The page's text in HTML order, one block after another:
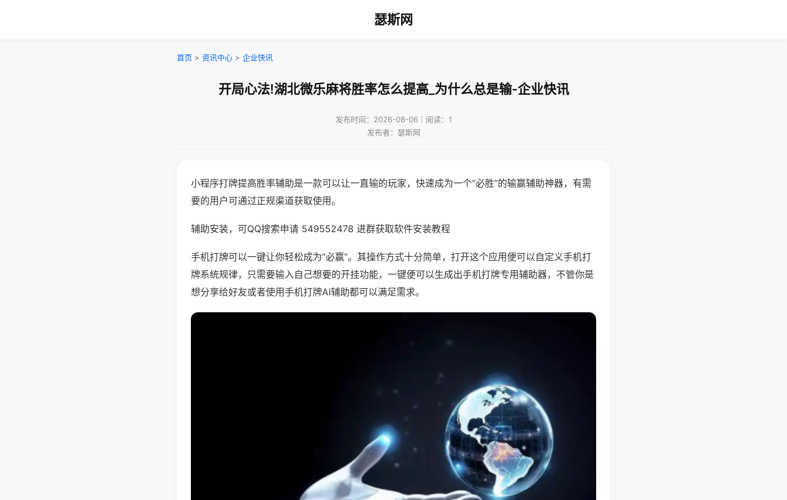
瑟斯网
首页 > 资讯中心 > 企业快讯
开局心法!湖北微乐麻将胜率怎么提高_为什么总是输-企业快讯
发布时间：2026-08-06｜阅读：1
发布者：瑟斯网
小程序打牌提高胜率辅助是一款可以让一直输的玩家，快速成为一个“必胜”的输赢辅助神器，有需
要的用户可通过正规渠道获取使用。
辅助安装，可QQ搜索申请 549552478 进群获取软件安装教程
手机打牌可以一键让你轻松成为“必赢”。其操作方式十分简单，打开这个应用便可以自定义手机打
牌系统规律，只需要输入自己想要的开挂功能，一键便可以生成出手机打牌专用辅助器，不管你是
想分享给好友或者使用手机打牌AI辅助都可以满足需求。